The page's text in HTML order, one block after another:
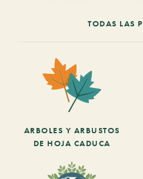
TODAS LAS
ARBOLES Y ARBUSTOS
DE HOJA CADUCA